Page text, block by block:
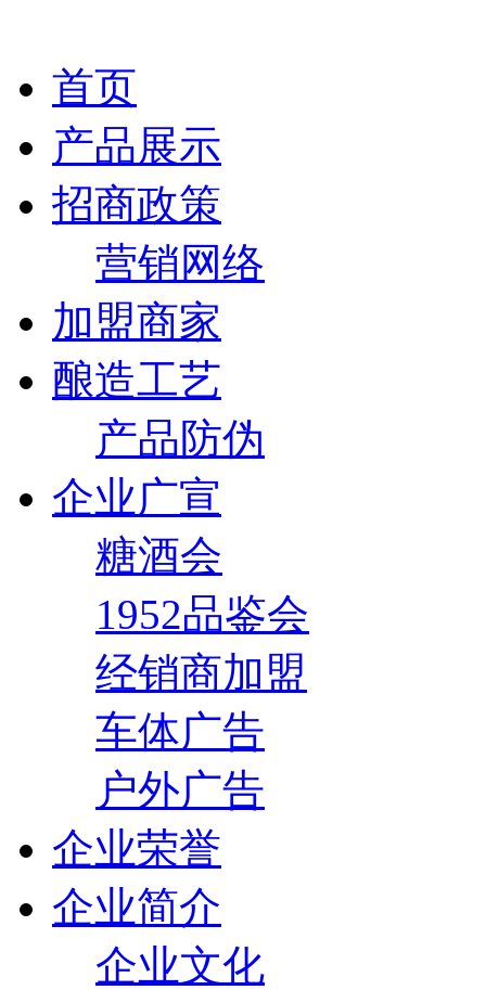
首页
产品展示
招商政策
营销网络
加盟商家
酿造工艺
产品防伪
企业广宣
糖酒会
1952品鉴会
经销商加盟
车体广告
户外广告
企业荣誉
企业简介
企业文化